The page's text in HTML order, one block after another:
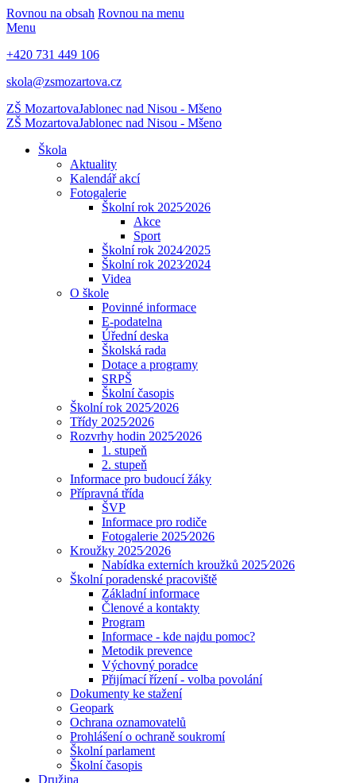
Rovnou na obsah Rovnou na menu
Menu
+420 731 449 106
skola@zsmozartova.cz
ZŠ MozartovaJablonec nad Nisou - Mšeno
ZŠ MozartovaJablonec nad Nisou - Mšeno
Škola
Aktuality
Kalendář akcí
Fotogalerie
Školní rok 2025⁄2026
Akce
Sport
Školní rok 2024⁄2025
Školní rok 2023⁄2024
Videa
O škole
Povinné informace
E-podatelna
Úřední deska
Školská rada
Dotace a programy
SRPŠ
Školní časopis
Školní rok 2025⁄2026
Třídy 2025⁄2026
Rozvrhy hodin 2025⁄2026
1. stupeň
2. stupeň
Informace pro budoucí žáky
Přípravná třída
ŠVP
Informace pro rodiče
Fotogalerie 2025⁄2026
Kroužky 2025⁄2026
Nabídka externích kroužků 2025⁄2026
Školní poradenské pracoviště
Základní informace
Členové a kontakty
Program
Informace - kde najdu pomoc?
Metodik prevence
Výchovný poradce
Přijímací řízení - volba povolání
Dokumenty ke stažení
Geopark
Ochrana oznamovatelů
Prohlášení o ochraně soukromí
Školní parlament
Školní časopis
Družina